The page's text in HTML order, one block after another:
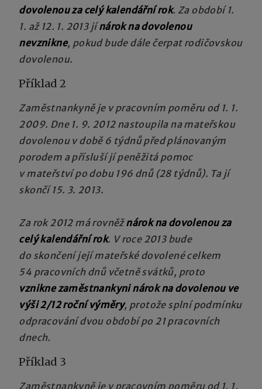
dovolenou za celý kalendářní rok. Za období 1.
1. až 12. 1. 2013 jínárok na dovolenou
nevznikne, pokud bude dále čerpat rodičovskou
dovolenou.
Příklad 2
Zaměstnankyně je v pracovním poměru od 1. 1.
2009. Dne 1. 9. 2012 nastoupila na mateřskou
dovolenou v době 6 týdnů před plánovaným
porodem a přísluší jí peněžitá pomoc
v mateřství po dobu 196 dnů (28 týdnů). Ta jí
skončí 15. 3. 2013.
Za rok 2012 má rovněžnárok na dovolenou za
celý kalendářní rok. V roce 2013 bude
do skončení její mateřské dovolené celkem
54 pracovních dnů včetně svátků, proto
vznikne zaměstnankyni nárok na dovolenou ve
výši 2/12 roční výměry, protože splní podmínku
odpracování dvou období po 21 pracovních
dnech.
Příklad 3
Zaměstnankyně je v pracovním poměru od 1. 1.